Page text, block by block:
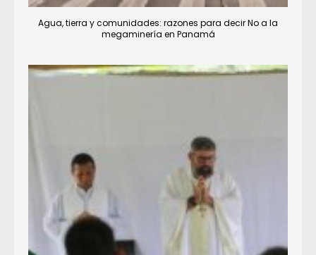
Agua, tierra y comunidades: razones para decir No a la
megaminería en Panamá